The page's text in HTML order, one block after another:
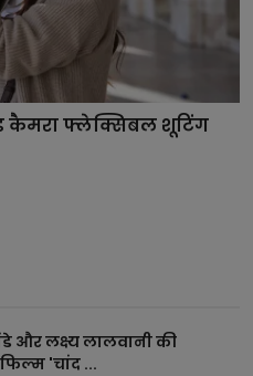
कैमरा फ्लेक्सिबल शूटिंग
और लक्ष्य लालवानी की
'चांद ...